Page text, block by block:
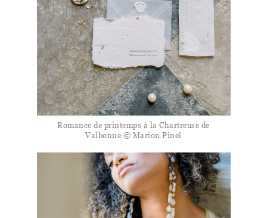
Romance de printemps à la Chartreuse de
Valbonne © Marion Pinel